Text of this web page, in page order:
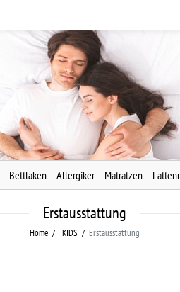
Bettlaken Allergiker Matratzen
Erstausstattung
Home KIDS Erstausstattung